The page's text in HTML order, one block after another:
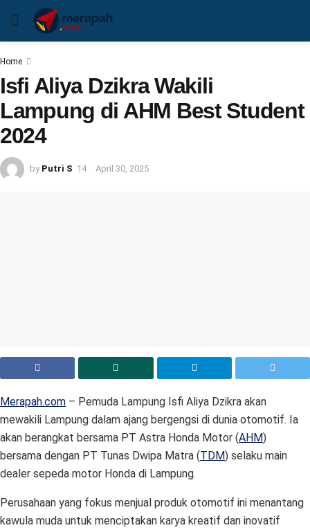
Home
Isfi Aliya Dzikra Wakili
Lampung di AHM Best Student
2024
by Putri S April 30, 2025
Merapah.com – Pemuda Lampung Isfi Aliya Dzikra akan
mewakili Lampung dalam ajang bergengsi di dunia otomotif. Ia
akan berangkat bersama PT Astra Honda Motor (AHM)
bersama dengan PT Tunas Dwipa Matra (TDM) selaku main
dealer sepeda motor Honda di Lampung.
Perusahaan yang fokus menjual produk otomotif ini menantang
kawula muda untuk menciptakan karya kreatif dan inovatif